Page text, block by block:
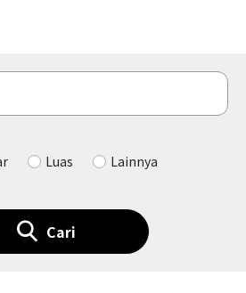
Luas Lainnya
Cari